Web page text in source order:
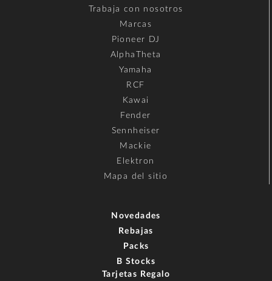
Trabaja con nosotros
Marcas
Pioneer DJ
AlphaTheta
Yamaha
RCF
Kawai
Fender
Sennheiser
Mackie
Elektron
Mapa del sitio
Novedades
Rebajas
Packs
B Stocks
Tarjetas Regalo